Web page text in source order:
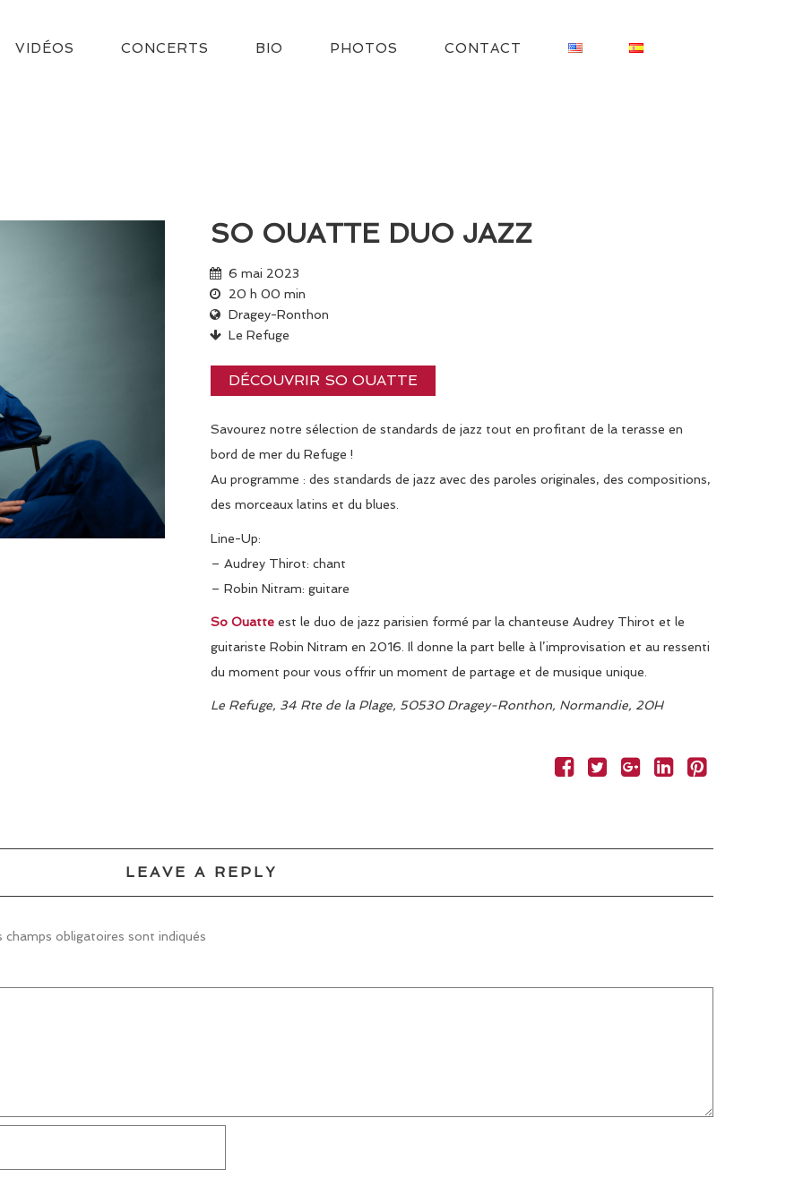
VIDÉOS CONCERTS BIO PHOTOS CONTACT
SO OUATTE DUO JAZZ
6 mai 2023
20 h 00 min
Dragey-Ronthon
Le Refuge
DÉCOUVRIR SO OUATTE
Savourez notre sélection de standards de jazz tout en profitant de la terasse en
bord de mer du Refuge !
Au programme : des standards de jazz avec des paroles originales, des compositions,
des morceaux latins et du blues.
Line-Up:
– Audrey Thirot: chant
– Robin Nitram: guitare
So Ouatte est le duo de jazz parisien formé par la chanteuse Audrey Thirot et le
guitariste Robin Nitram en 2016. Il donne la part belle à l’improvisation et au ressenti
du moment pour vous offrir un moment de partage et de musique unique.
Le Refuge, 34 Rte de la Plage, 50530 Dragey-Ronthon, Normandie, 20H
LEAVE A REPLY
champs obligatoires sont indiqués